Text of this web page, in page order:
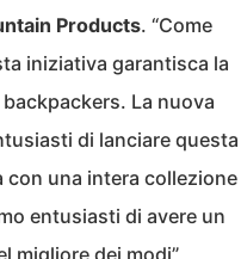
Products. “Come
iniziativa garantisca la
La nuova
di lanciare questa
con una intera collezione
entusiasti di avere un
migliore dei modi”